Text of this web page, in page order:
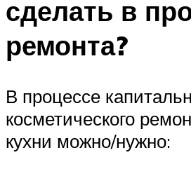
сделать в
ремонта?
В процессе
косметического
кухни можно/нужно: